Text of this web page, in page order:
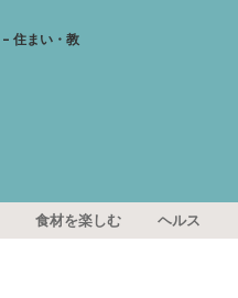
食材を楽しむ ヘルス